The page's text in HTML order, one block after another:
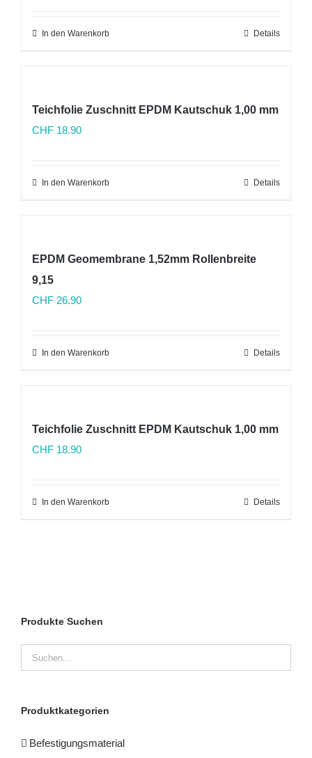
In den Warenkorb Details
Teichfolie Zuschnitt EPDM Kautschuk 1,00 mm
CHF 18.90
In den Warenkorb Details
EPDM Geomembrane 1,52mm Rollenbreite
9,15
CHF 26.90
In den Warenkorb Details
Teichfolie Zuschnitt EPDM Kautschuk 1,00 mm
CHF 18.90
In den Warenkorb Details
Produkte Suchen
Produktkategorien
Befestigungsmaterial